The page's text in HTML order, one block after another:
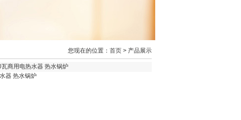
您现在的位置： 首页 > 产品展示
商用电热水器 热水锅炉
器 热水锅炉